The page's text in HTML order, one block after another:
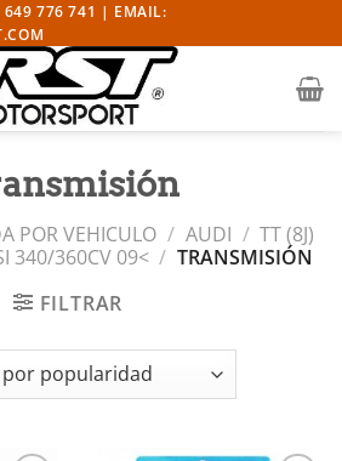
649 776 741 | EMAIL:
POR VEHICULO / AUDI / TT (8J)
340/360CV 09< / TRANSMISIÓN
FILTRAR